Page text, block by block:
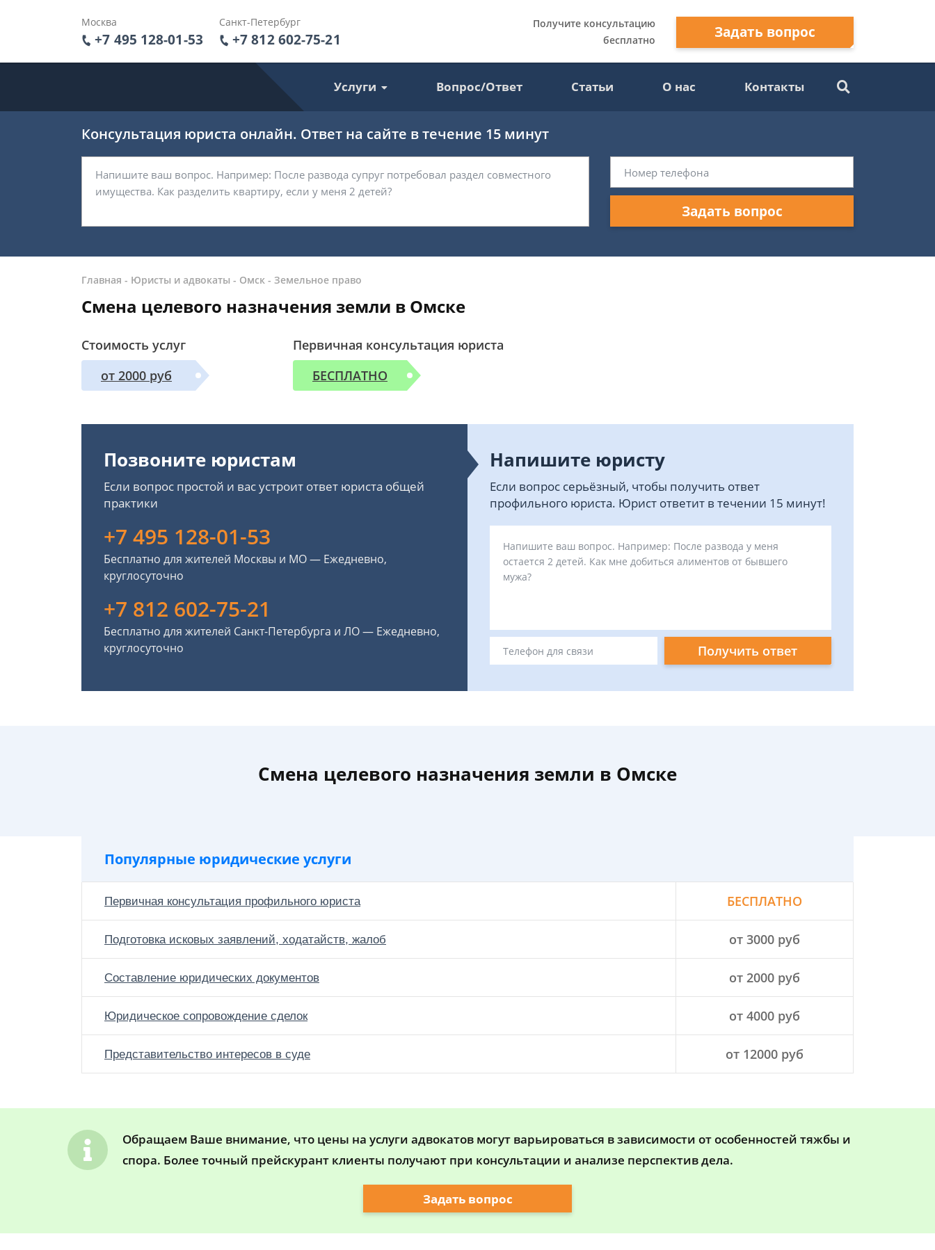
Москва
+7 495 128-01-53
Санкт-Петербург
+7 812 602-75-21
Получите консультацию
бесплатно
Задать вопрос
Услуги Вопрос/Ответ Статьи О нас Контакты
Консультация юриста онлайн. Ответ на сайте в течение 15 минут
Задать вопрос
Главная - Юристы и адвокаты - Омск - Земельное право
Смена целевого назначения земли в Омске
Стоимость услуг
от 2000 руб
Первичная консультация юриста
БЕСПЛАТНО
Позвоните юристам
Если вопрос простой и вас устроит ответ юриста общей
практики
+7 495 128-01-53
Бесплатно для жителей Москвы и МО — Ежедневно,
круглосуточно
+7 812 602-75-21
Бесплатно для жителей Санкт-Петербурга и ЛО — Ежедневно,
круглосуточно
Напишите юристу
Если вопрос серьёзный, чтобы получить ответ
профильного юриста. Юрист ответит в течении 15 минут!
Получить ответ
Смена целевого назначения земли в Омске
Популярные юридические услуги
Первичная консультация профильного юриста БЕСПЛАТНО
Подготовка исковых заявлений, ходатайств, жалоб от 3000 руб
Составление юридических документов от 2000 руб
Юридическое сопровождение сделок от 4000 руб
Представительство интересов в суде от 12000 руб
Обращаем Ваше внимание, что цены на услуги адвокатов могут варьироваться в зависимости от особенностей тяжбы и
спора. Более точный прейскурант клиенты получают при консультации и анализе перспектив дела.
Задать вопрос